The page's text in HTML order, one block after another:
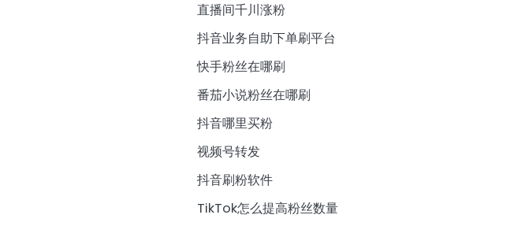
直播间千川涨粉
抖音业务自助下单刷平台
快手粉丝在哪刷
番茄小说粉丝在哪刷
抖音哪里买粉
视频号转发
抖音刷粉软件
TikTok怎么提高粉丝数量